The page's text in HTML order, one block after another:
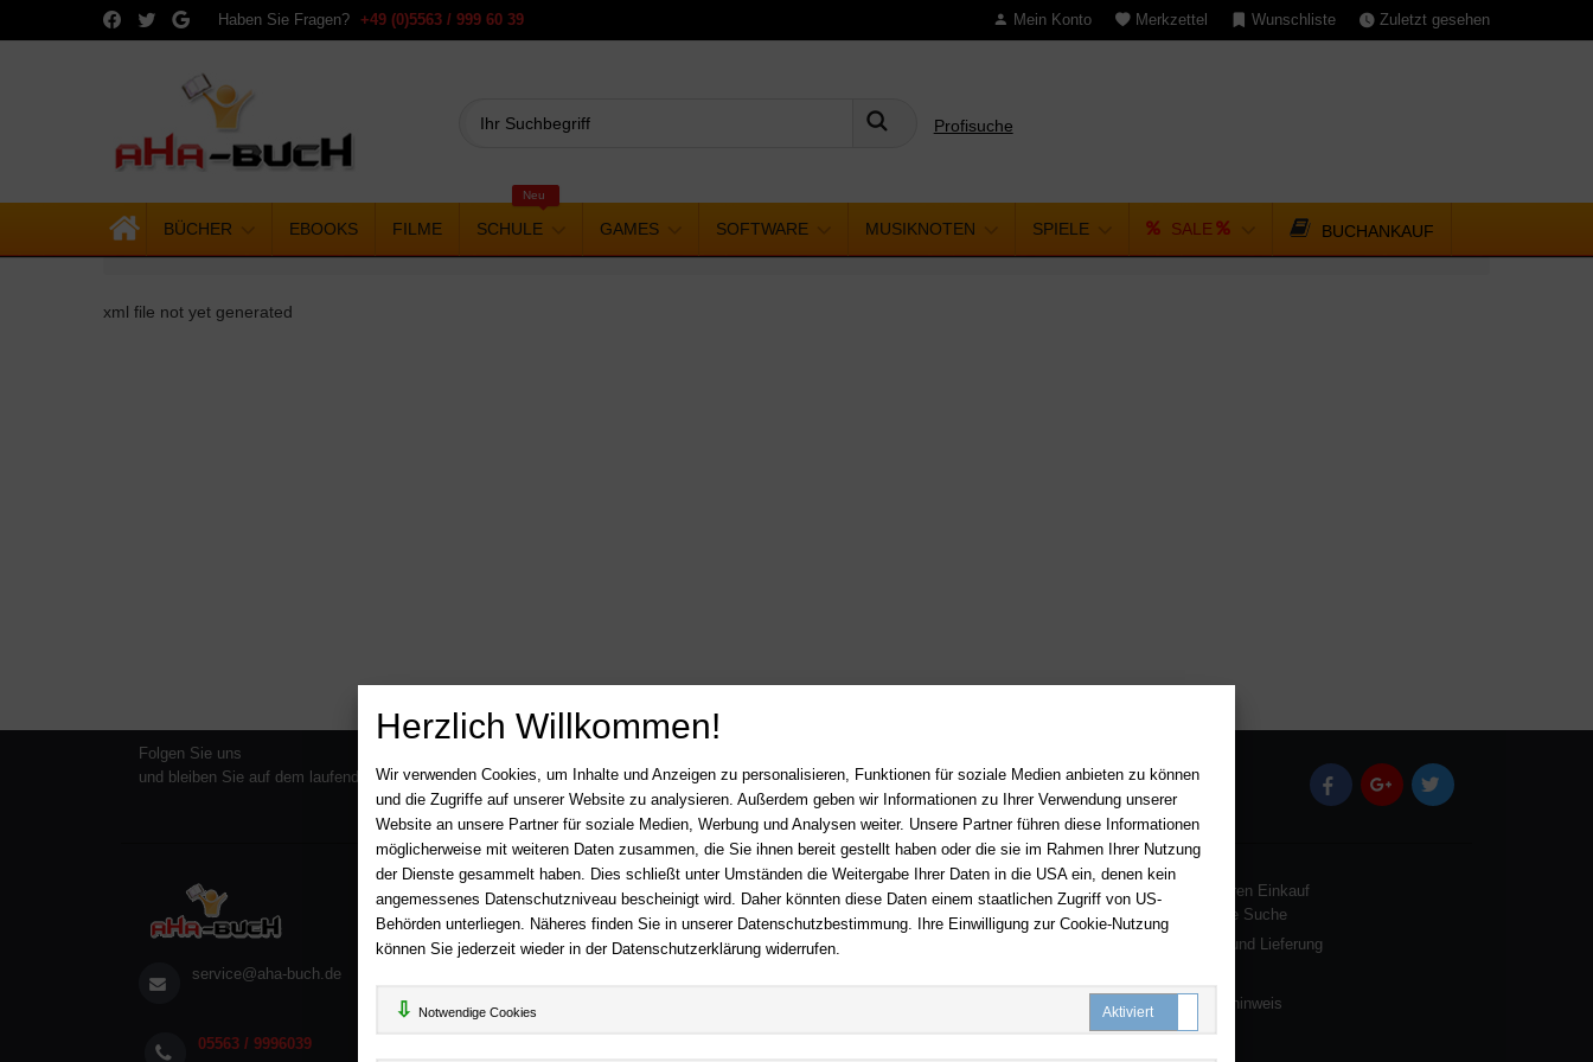
Haben Sie Fragen? +49 (0)5563 / 999 60 39 Mein Konto Merkzettel Wunschliste Zuletzt gesehen
Suchen
Profisuche
BÜCHER EBOOKS FILME
Neu
SCHULE GAMES SOFTWARE MUSIKNOTEN SPIELE SALE BUCHANKAUF
xml file not yet generated
Folgen Sie uns
und bleiben Sie auf dem laufenden
LOS (öffnet in einem neuen Tab)
(öffnet in einem neuen Tab)
(öffnet in einem
service@aha-buch.de
05563 / 9996039
Über AHA-BUCH
Impressum
Datenschutz
Hilfe
FAQ - Häufige Fragen
Kontakt
Rund um Ihren Einkauf
Erweiterte Suche
Versand und Lieferung
Batterienhinweis
Herzlich Willkommen!
Wir verwenden Cookies, um Inhalte und Anzeigen zu personalisieren, Funktionen für soziale Medien anbieten zu können
und die Zugriffe auf unserer Website zu analysieren. Außerdem geben wir Informationen zu Ihrer Verwendung unserer
Website an unsere Partner für soziale Medien, Werbung und Analysen weiter. Unsere Partner führen diese Informationen
möglicherweise mit weiteren Daten zusammen, die Sie ihnen bereit gestellt haben oder die sie im Rahmen Ihrer Nutzung
der Dienste gesammelt haben. Dies schließt unter Umständen die Weitergabe Ihrer Daten in die USA ein, denen kein
angemessenes Datenschutzniveau bescheinigt wird. Daher könnten diese Daten einem staatlichen Zugriff von US-
Behörden unterliegen. Näheres finden Sie in unserer Datenschutzbestimmung. Ihre Einwilligung zur Cookie-Nutzung
können Sie jederzeit wieder in der Datenschutzerklärung widerrufen.
Notwendige Cookies